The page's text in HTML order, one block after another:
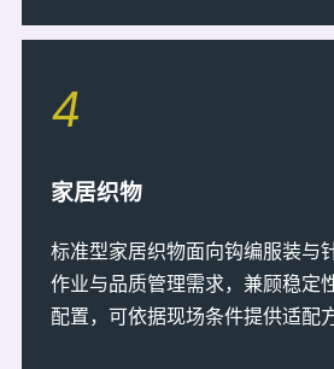
4
家居织物
标准型家居织物面向钩编服装与
作业与品质管理需求，兼顾稳定
配置，可依据现场条件提供适配